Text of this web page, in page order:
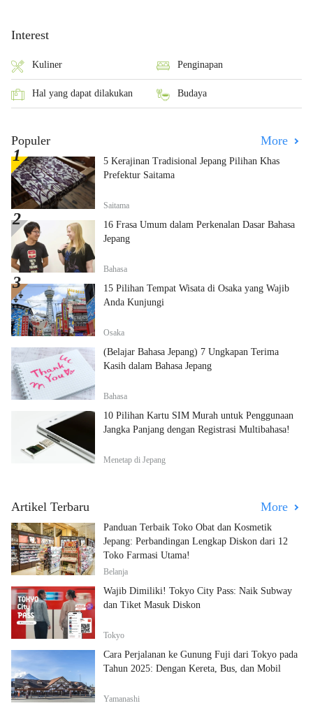
Interest
Kuliner Penginapan
Hal yang dapat dilakukan Budaya
Populer More
5 Kerajinan Tradisional Jepang Pilihan Khas
Prefektur Saitama
Saitama
16 Frasa Umum dalam Perkenalan Dasar Bahasa
Jepang
Bahasa
15 Pilihan Tempat Wisata di Osaka yang Wajib
Anda Kunjungi
Osaka
(Belajar Bahasa Jepang) 7 Ungkapan Terima
Kasih dalam Bahasa Jepang
Bahasa
10 Pilihan Kartu SIM Murah untuk Penggunaan
Jangka Panjang dengan Registrasi Multibahasa!
Menetap di Jepang
Artikel Terbaru More
Panduan Terbaik Toko Obat dan Kosmetik
Jepang: Perbandingan Lengkap Diskon dari 12
Toko Farmasi Utama!
Belanja
Wajib Dimiliki! Tokyo City Pass: Naik Subway
dan Tiket Masuk Diskon
Tokyo
Cara Perjalanan ke Gunung Fuji dari Tokyo pada
Tahun 2025: Dengan Kereta, Bus, dan Mobil
Yamanashi